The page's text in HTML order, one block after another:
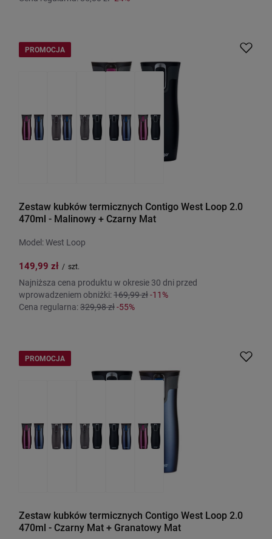
PROMOCJA
Zestaw kubków termicznych Contigo West Loop 2.0
470ml - Malinowy + Czarny Mat
Model: West Loop
149,99 zł / szt.
Najniższa cena produktu w okresie 30 dni przed
wprowadzeniem obniżki:169,99 zł-11%
Cena regularna:329,98 zł-55%
PROMOCJA
Zestaw kubków termicznych Contigo West Loop 2.0
470ml - Czarny Mat + Granatowy Mat